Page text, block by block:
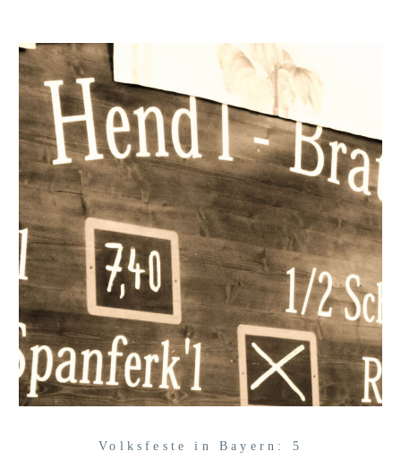
Volksfeste in Bayern: 5